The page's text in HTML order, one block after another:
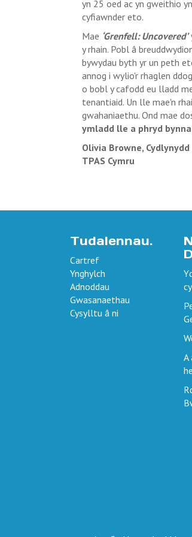
yn 25 oed ac yn gweithio
cyfiawnder eto.
Mae ‘Grenfell: Uncovered’
y rhain. Pobl â
bywydau byth yr un peth
annog i wylio'r rhaglen
o bobl y cafodd eu lladd
tenantiaid. Un lle mae'n
gwahaniaethu. Ond mae
ymladd lle a phryd
Olivia Browne,
TPAS Cymru
Tudalennau.
Cartref
Ynghylch
Adnoddau
Gwasanaethau
Cysylltu â ni
A